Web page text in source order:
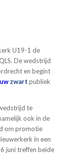
U19-1 de
De wedstrijd
en begint
zwart publiek
te
ook in de
om promotie
in een
juni treffen beide